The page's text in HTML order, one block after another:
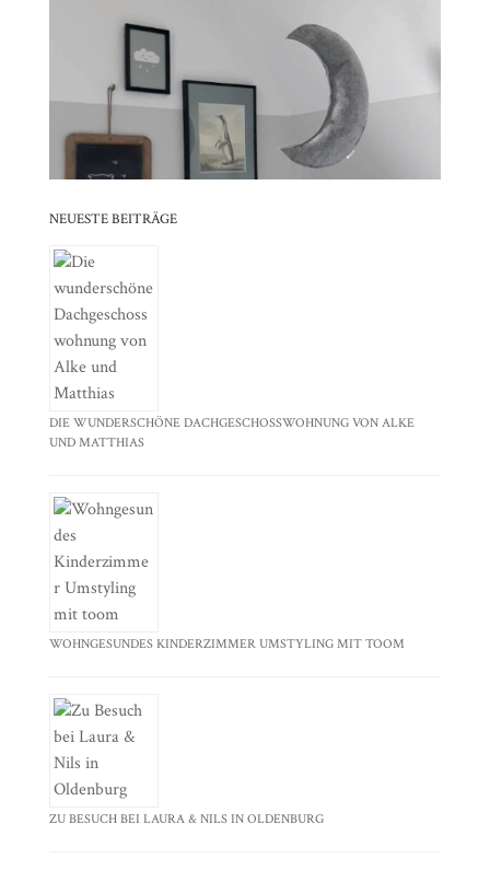
⠀⠀⠀⠀⠀⠀⠀⠀⠀⠀⠀⠀⠀⠀⠀⠀⠀⠀⠀⠀⠀⠀⠀⠀⠀⠀⠀⠀⠀
⠀⠀⠀⠀⠀⠀⠀⠀⠀⠀⠀⠀⠀⠀⠀⠀⠀⠀⠀⠀⠀⠀
⠀⠀⠀⠀⠀⠀⠀⠀⠀⠀⠀⠀⠀⠀⠀⠀⠀⠀⠀⠀⠀⠀⠀⠀⠀⠀⠀⠀⠀
⠀⠀⠀⠀⠀⠀⠀⠀⠀⠀⠀⠀⠀⠀⠀⠀⠀⠀⠀⠀⠀⠀
NEUESTE BEITRÄGE
DIE WUNDERSCHÖNE DACHGESCHOSSWOHNUNG VON ALKE
UND MATTHIAS
WOHNGESUNDES KINDERZIMMER UMSTYLING MIT TOOM
ZU BESUCH BEI LAURA & NILS IN OLDENBURG